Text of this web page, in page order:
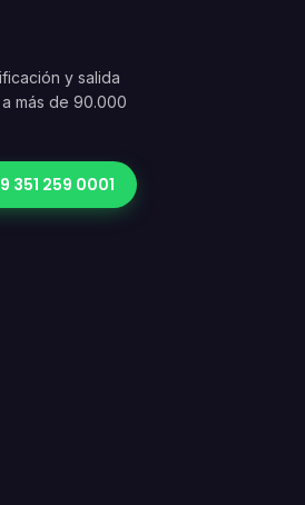
y salida
más de 90.000
351 259 0001